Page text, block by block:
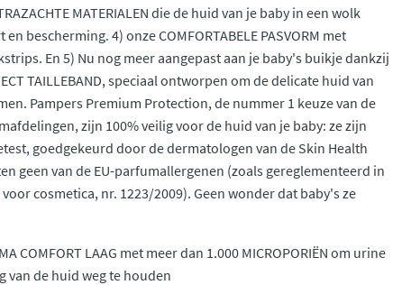
MATERIALEN die de huid van je baby in een wolk
bescherming. 4) onze COMFORTABELE PASVORM met
En 5) Nu nog meer aangepast aan je baby's buikje dankzij
TAILLEBAND, speciaal ontworpen om de delicate huid van
Pampers Premium Protection, de nummer 1 keuze van de
zijn 100% veilig voor de huid van je baby: ze zijn
goedgekeurd door de dermatologen van de Skin Health
geen van de EU-parfumallergenen (zoals gereglementeerd in
cosmetica, nr. 1223/2009). Geen wonder dat baby's ze
COMFORT LAAG met meer dan 1.000 MICROPORIËN om urine
van de huid weg te houden